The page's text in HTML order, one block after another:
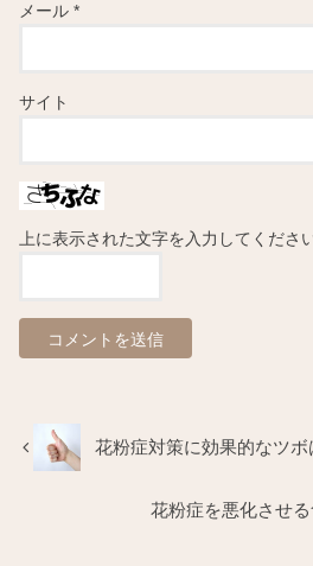
メール*
サイト
上に表示された文字を入力してください
花粉症対策に効果的なツボ
花粉症を悪化させ